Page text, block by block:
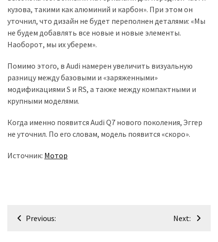
кузова, такими как алюминий и карбон». При этом он
уточнил, что дизайн не будет переполнен деталями: «Мы
не будем добавлять все новые и новые элементы.
Наоборот, мы их уберем».
Помимо этого, в Audi намерен увеличить визуальную
разницу между базовыми и «заряженными»
модификациями S и RS, а также между компактными и
крупными моделями.
Когда именно появится Audi Q7 нового поколения, Эггер
не уточнил. По его словам, модель появится «скоро».
Источник: Мотор
Навігація
Previous: Next: